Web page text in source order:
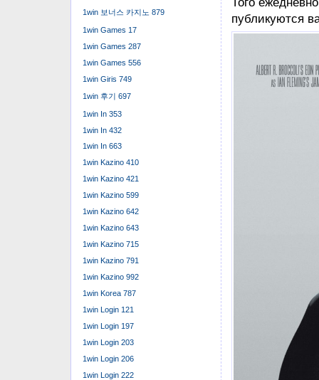
постоянными
намеренно
Процесс
полного
Мобиль͏ная
1win 보너스 카지노 879
1win Games 17
1win Games 287
1win Games 556
1win Giris 749
1win 후기 697
1win In 353
1win In 432
1win In 663
1win Kazino 410
1win Kazino 421
1win Kazino 599
1win Kazino 642
1win Kazino 643
1win Kazino 715
1win Kazino 791
1win Kazino 992
1win Korea 787
1win Login 121
1win Login 197
1win Login 203
1win Login 206
1win Login 222